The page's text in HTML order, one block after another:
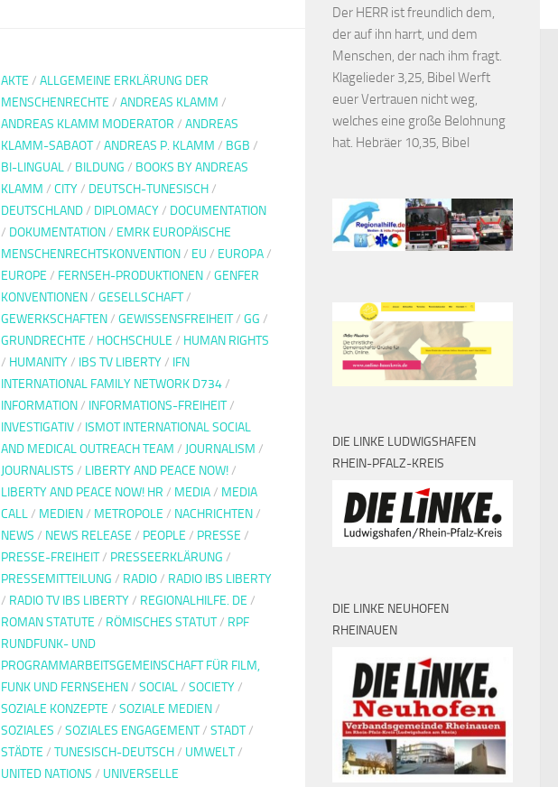
AKTE / ALLGEMEINE ERKLÄRUNG DER
MENSCHENRECHTE / ANDREAS KLAMM /
ANDREAS KLAMM MODERATOR / ANDREAS
KLAMM-SABAOT/ ANDREAS P. KLAMM / BGB /
BI-LINGUAL/ BILDUNG / BOOKS BY ANDREAS
KLAMM / CITY/ DEUTSCH-TUNESISCH/
DEUTSCHLAND/ DIPLOMACY/ DOCUMENTATION
/ DOKUMENTATION/ EMRK EUROPÄISCHE
MENSCHENRECHTSKONVENTION/ EU / EUROPA/
EUROPE / FERNSEH-PRODUKTIONEN/ GENFER
KONVENTIONEN/ GESELLSCHAFT/
GEWERKSCHAFTEN/ GEWISSENSFREIHEIT/ GG /
GRUNDRECHTE / HOCHSCHULE / HUMAN RIGHTS
/ HUMANITY/ IBS TV LIBERTY/ IFN
INTERNATIONAL FAMILY NETWORK D734/
INFORMATION/ INFORMATIONS-FREIHEIT/
INVESTIGATIV/ ISMOT INTERNATIONAL SOCIAL
AND MEDICAL OUTREACH TEAM / JOURNALISM /
JOURNALISTS / LIBERTY AND PEACE NOW!/
LIBERTY AND PEACE NOW! HR / MEDIA/ MEDIA
CALL/ MEDIEN/ METROPOLE / NACHRICHTEN/
NEWS / NEWS RELEASE / PEOPLE / PRESSE /
PRESSE-FREIHEIT/ PRESSEERKLÄRUNG /
PRESSEMITTEILUNG / RADIO/ RADIO IBS LIBERTY
/ RADIO TV IBS LIBERTY/ REGIONALHILFE. DE /
ROMAN STATUTE / RÖMISCHES STATUT/ RPF
RUNDFUNK- UND
PROGRAMMARBEITSGEMEINSCHAFT FÜR FILM,
FUNK UND FERNSEHEN/ SOCIAL/ SOCIETY/
SOZIALE KONZEPTE / SOZIALE MEDIEN/
SOZIALES / SOZIALES ENGAGEMENT/ STADT/
STÄDTE / TUNESISCH-DEUTSCH/ UMWELT/
UNITED NATIONS / UNIVERSELLE
Der HERR ist freundlich dem,
der auf ihn harrt, und dem
Menschen, der nach ihm fragt.
Klagelieder 3,25, Bibel Werft
euer Vertrauen nicht weg,
welches eine große Belohnung
hat. Hebräer 10,35, Bibel
DIE LINKE LUDWIGSHAFEN
RHEIN-PFALZ-KREIS
DIE LINKE NEUHOFEN
RHEINAUEN